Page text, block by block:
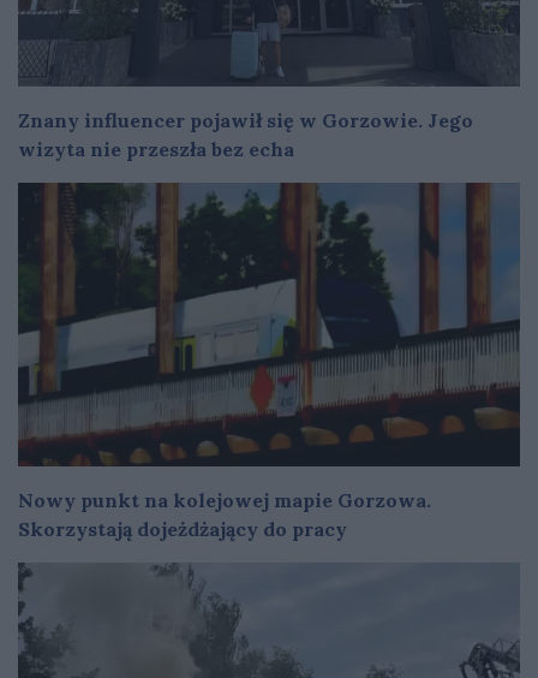
Znany influencer pojawił się w Gorzowie. Jego
wizyta nie przeszła bez echa
Nowy punkt na kolejowej mapie Gorzowa.
Skorzystają dojeżdżający do pracy